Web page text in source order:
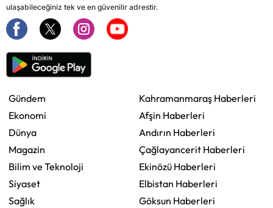
ulaşabileceğiniz tek ve en güvenilir adrestir.
Gündem
Ekonomi
Dünya
Magazin
Bilim ve Teknoloji
Siyaset
Sağlık
Kahramanmaraş Haberleri
Afşin Haberleri
Andırın Haberleri
Çağlayancerit Haberleri
Ekinözü Haberleri
Elbistan Haberleri
Göksun Haberleri